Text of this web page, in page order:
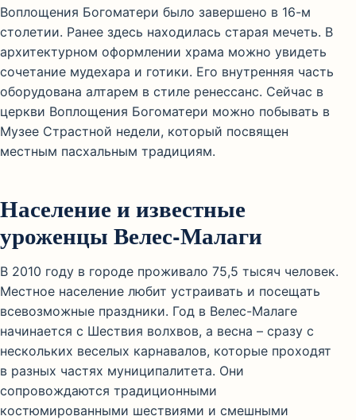
Воплощения Богоматери было завершено в 16-м
столетии. Ранее здесь находилась старая мечеть. В
архитектурном оформлении храма можно увидеть
сочетание мудехара и готики. Его внутренняя часть
оборудована алтарем в стиле ренессанс. Сейчас в
церкви Воплощения Богоматери можно побывать в
Музее Страстной недели, который посвящен
местным пасхальным традициям.
Население и известные
уроженцы Велес-Малаги
В 2010 году в городе проживало 75,5 тысяч человек.
Местное население любит устраивать и посещать
всевозможные праздники. Год в Велес-Малаге
начинается с Шествия волхвов, а весна – сразу с
нескольких веселых карнавалов, которые проходят
в разных частях муниципалитета. Они
сопровождаются традиционными
костюмированными шествиями и смешными